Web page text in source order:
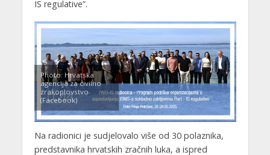
IS regulative”.
Photo: Hrvatska
agencija za civilno
zrakoplovstvo
(Facebook)
Na radionici je sudjelovalo više od 30 polaznika,
predstavnika hrvatskih zračnih luka, a ispred